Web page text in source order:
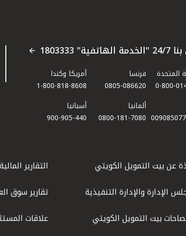
1803333
المتحدة
0-800-
فرنسا
0805-086620
أمريكا وكندا
1-800-818-8608
ألمانيا
0800-181-7080
أسبانيا
900-905-440
عن بيت التمويل الكويتي
الإدارة والإدارة التنفيذية
بيت التمويل الكويتي
التقارير المالية
تقارير سوق
علاقات